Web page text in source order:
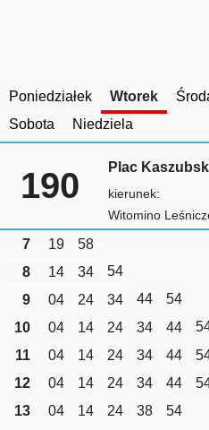
Poniedziałek Wtorek
Sobota
Niedziela
190 Plac
kierunek:
Witomino
7 19
58
8
14 34
54
9
04 24 34 44
54
10
04 14 24 34 44
11
04 14 24 34 44
12
04 14 24 34 44
13
04 14 24 38
54